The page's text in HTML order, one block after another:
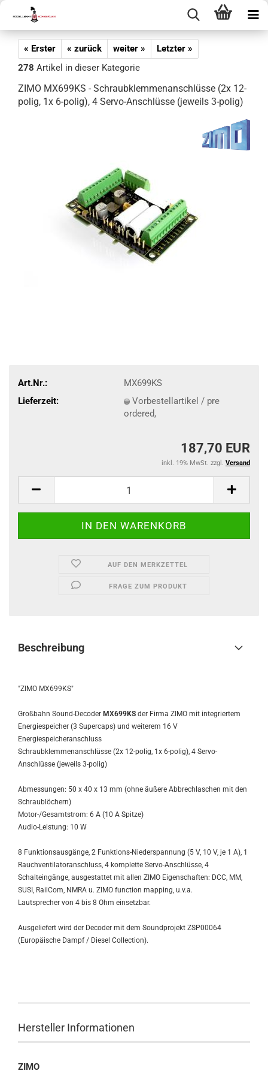
« Erster « zurück weiter »
Letzter »
278 Artikel in dieser Kategorie
ZIMO MX699KS - Schraubklemmenanschlüsse (2x 12-
polig, 1x 6-polig), 4 Servo-Anschlüsse (jeweils 3-polig)
Art.Nr.:
MX699KS
Lieferzeit:
Vorbestellartikel / pre
ordered,
187,70 EUR
inkl. 19% MwSt. zzgl. Versand
AUF DEN MERKZETTEL
FRAGE ZUM PRODUKT
Beschreibung
"ZIMO MX699KS"
Großbahn Sound-Decoder MX699KS der Firma ZIMO mit integriertem
Energiespeicher (3 Supercaps) und weiterem 16 V
Energiespeicheranschluss
Schraubklemmenanschlüsse (2x 12-polig, 1x 6-polig), 4 Servo-
Anschlüsse (jeweils 3-polig)
Abmessungen: 50 x 40 x 13 mm (ohne äußere Abbrechlaschen mit den
Schraublöchern)
Motor-/Gesamtstrom: 6 A (10 A Spitze)
Audio-Leistung: 10 W
8 Funktionsausgänge, 2 Funktions-Niederspannung (5 V, 10 V, je 1 A), 1
Rauchventilatoranschluss, 4 komplette Servo-Anschlüsse, 4
Schalteingänge, ausgestattet mit allen ZIMO Eigenschaften: DCC, MM,
SUSI, RailCom, NMRA u. ZIMO function mapping, u.v.a.
Lautsprecher von 4 bis 8 Ohm einsetzbar.
Ausgeliefert wird der Decoder mit dem Soundprojekt ZSP00064
(Europäische Dampf / Diesel Collection).
Hersteller Informationen
ZIMO